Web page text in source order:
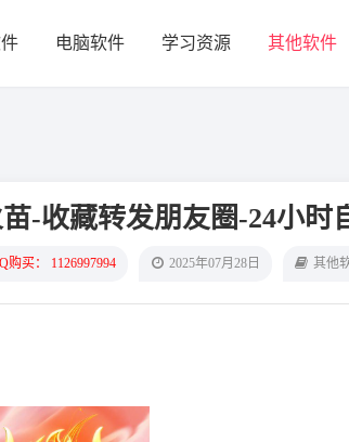
电脑软件 学习资源 其他软件
-收藏转发朋友圈-24小时
购买： 1126997994 2025年07月28日 其他